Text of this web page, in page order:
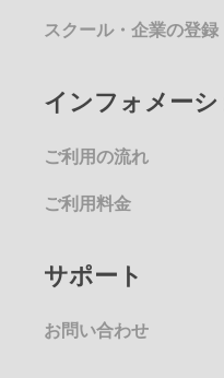
スクール・企業の登録
インフォメーシ
ご利用の流れ
ご利用料金
サポート
お問い合わせ